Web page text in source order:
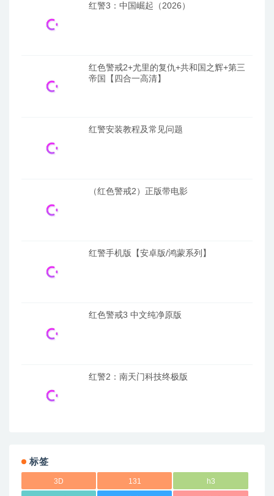
红警3：中国崛起（2026）
红色警戒2+尤里的复仇+共和国之辉+第三
帝国【四合一高清】
红警安装教程及常见问题
（红色警戒2）正版带电影
红警手机版【安卓版/鸿蒙系列】
红色警戒3 中文纯净原版
红警2：南天门科技终极版
标签
3D 131 h3